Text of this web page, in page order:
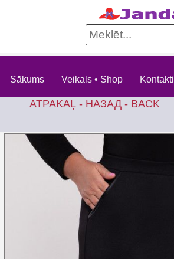
Sākums Veikals • Shop Kontakti
ATPAKAĻ - НАЗАД - BACK